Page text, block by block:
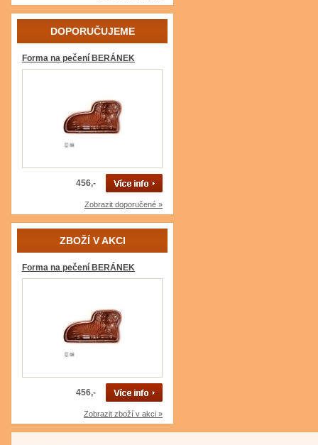
DOPORUČUJEME
Forma na pečení BERÁNEK
456,-
Zobrazit doporučené »
ZBOŽÍ V AKCI
Forma na pečení BERÁNEK
456,-
Zobrazit zboží v akci »